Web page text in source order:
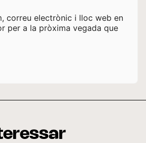
correu electrònic i lloc web en
per a la pròxima vegada que